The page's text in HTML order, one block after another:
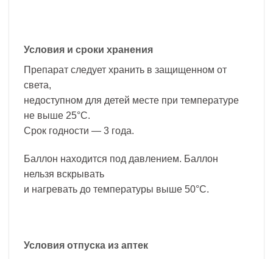
Условия и сроки хранения
Препарат следует хранить в защищенном от
света,
недоступном для детей месте при температуре
не выше 25°C.
Срок годности — 3 года.
Баллон находится под давлением. Баллон
нельзя вскрывать
и нагревать до температуры выше 50°С.
Условия отпуска из аптек